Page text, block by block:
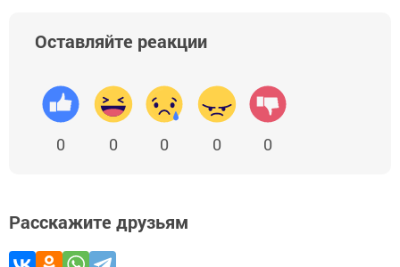
Оставляйте реакции
0 0 0 0 0
Расскажите друзьям